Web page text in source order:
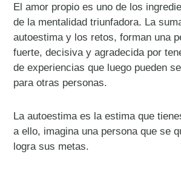
El amor propio es uno de los
de la mentalidad triunfadora. La
autoestima y los retos, forman una
fuerte, decisiva y agradecida por
de experiencias que luego pueden
para otras personas.
La autoestima es la estima que
a ello, imagina una persona que se
logra sus metas.